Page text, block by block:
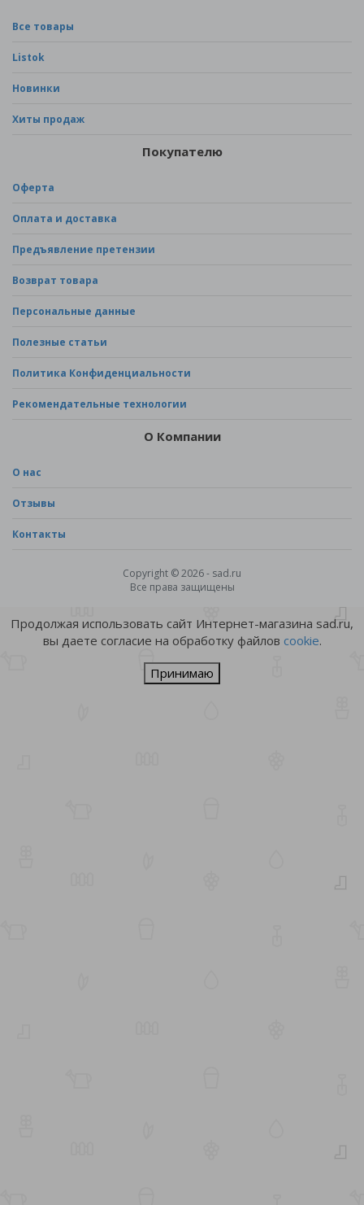
Все товары
Listok
Новинки
Хиты продаж
Покупателю
Оферта
Оплата и доставка
Предъявление претензии
Возврат товара
Персональные данные
Полезные статьи
Политика Конфиденциальности
Рекомендательные технологии
О Компании
О нас
Отзывы
Контакты
Copyright © 2026 - sad.ru
Все права защищены
Продолжая использовать сайт Интернет-магазина sad.ru,
вы даете согласие на обработку файлов cookie.
Принимаю